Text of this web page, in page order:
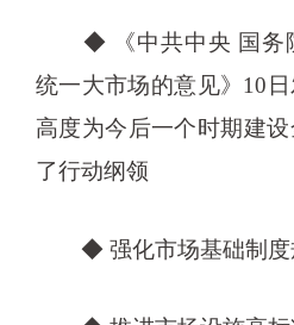
◆ 《中共中央 国务
统一大市场的意见》10
高度为今后一个时期建
了行动纲领
◆ 强化市场基础制度